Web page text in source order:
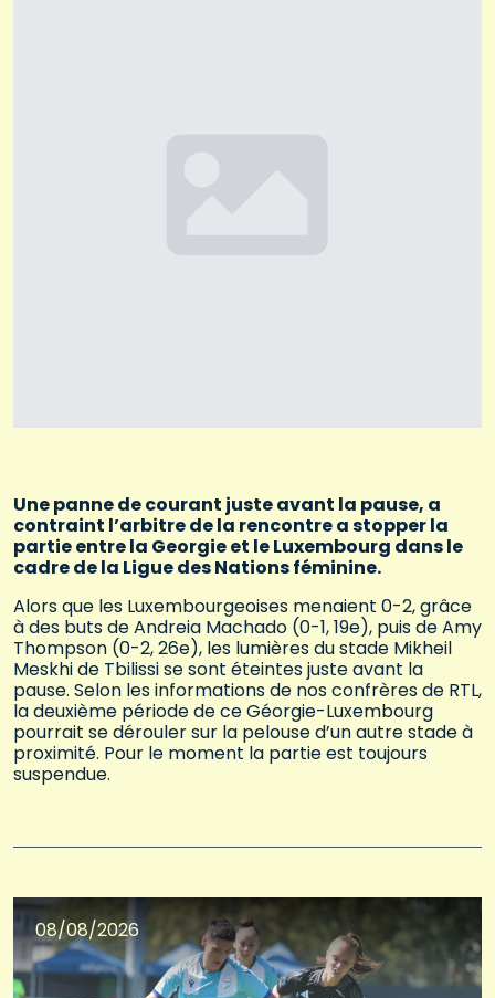
Une panne de courant juste avant la pause, a
contraint l’arbitre de la rencontre a stopper la
partie entre la Georgie et le Luxembourg dans le
cadre de la Ligue des Nations féminine.
Alors que les Luxembourgeoises menaient 0-2, grâce
à des buts de Andreia Machado (0-1, 19e), puis de Amy
Thompson (0-2, 26e), les lumières du stade Mikheil
Meskhi de Tbilissi se sont éteintes juste avant la
pause. Selon les informations de nos confrères de RTL,
la deuxième période de ce Géorgie-Luxembourg
pourrait se dérouler sur la pelouse d’un autre stade à
proximité. Pour le moment la partie est toujours
suspendue.
08/08/2026